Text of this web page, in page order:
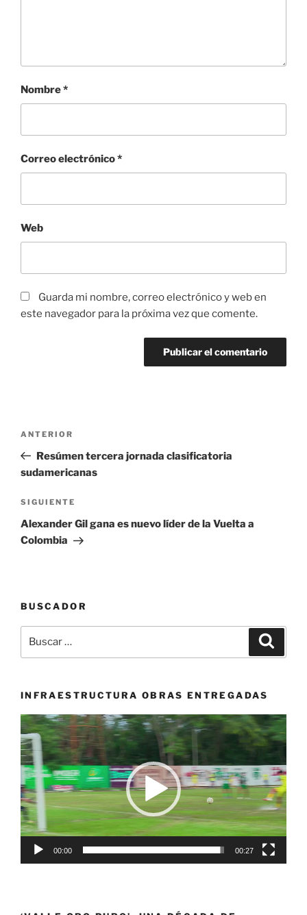
Nombre*
Correo electrónico*
Web
Guarda mi nombre, correo electrónico y web en
este navegador para la próxima vez que comente.
entradas
Entrada
anterior:
ANTERIOR
Resúmen tercera jornada clasificatoria
sudamericanas
Siguiente
entrada
SIGUIENTE
Alexander Gil gana es nuevo líder de la Vuelta a
Colombia
BUSCADOR
por:
INFRAESTRUCTURA OBRAS ENTREGADAS
Reproductor
de
vídeo
00:00 00:27